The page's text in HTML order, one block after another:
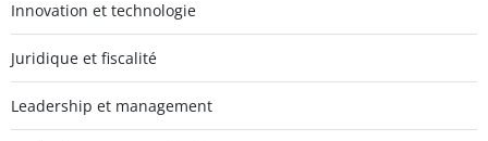
Innovation et technologie
Juridique et fiscalité
Leadership et management